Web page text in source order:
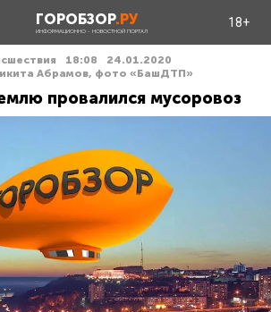
ГОРОБЗОР.РУ
ИНФОРМАЦИОННО - НОВОСТНОЙ ПОРТАЛ
18+
18:08
24.01.2020
Абрамов, фото «БашДТП»
провалился мусоровоз